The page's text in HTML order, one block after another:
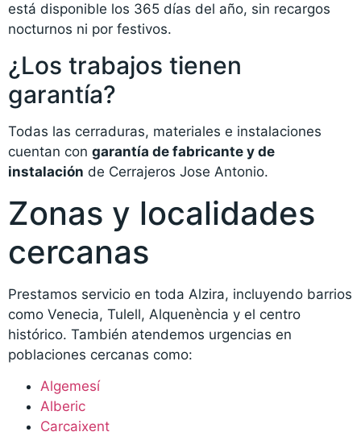
está disponible los 365 días del año, sin recargos
nocturnos ni por festivos.
¿Los trabajos tienen
garantía?
Todas las cerraduras, materiales e instalaciones
cuentan con garantía de fabricante y de
instalación de Cerrajeros Jose Antonio.
Zonas y localidades
cercanas
Prestamos servicio en toda Alzira, incluyendo barrios
como Venecia, Tulell, Alquenència y el centro
histórico. También atendemos urgencias en
poblaciones cercanas como:
Algemesí
Alberic
Carcaixent